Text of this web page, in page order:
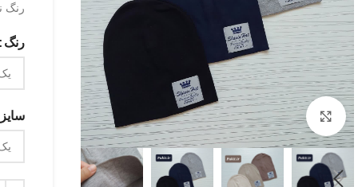
بزرگنمایی تصویر
رنگ
رنگ